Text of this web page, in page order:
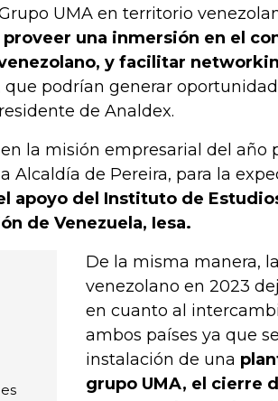
UMA en territorio
proveer una inmersión en el
y facilitar
que podrían generar
de Analdex.
la misión empresarial del año
Alcaldía de Pereira, para la
apoyo del Instituto de
de Venezuela, Iesa.
De la misma manera,
venezolano en 2023
en cuanto al
ambos países ya que
instalación de una
grupo UMA, el cierre